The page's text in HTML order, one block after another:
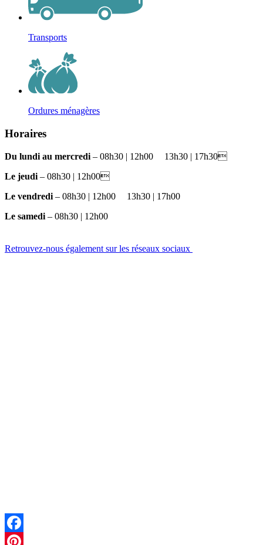
Transports
Ordures ménagères
Horaires
Du lundi au mercredi – 08h30 | 12h00
13h30 | 17h30
Le jeudi – 08h30 | 12h00
Le vendredi – 08h30 | 12h00
13h30 | 17h00
Le samedi – 08h30 | 12h00
Retrouvez-nous également sur les réseaux sociaux
Facebook